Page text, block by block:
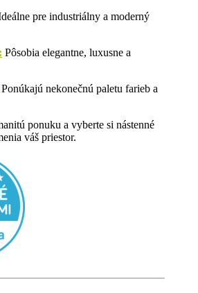
pre industriálny a moderný
Pôsobia elegantne, luxusne a
Ponúkajú nekonečnú paletu farieb a
ponuku a vyberte si nástenné
váš priestor.